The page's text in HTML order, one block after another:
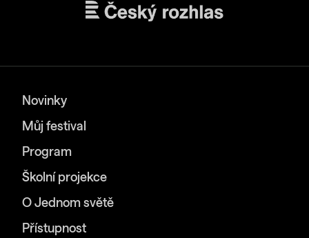
Novinky
Můj festival
Program
Školní projekce
O Jednom světě
Přístupnost